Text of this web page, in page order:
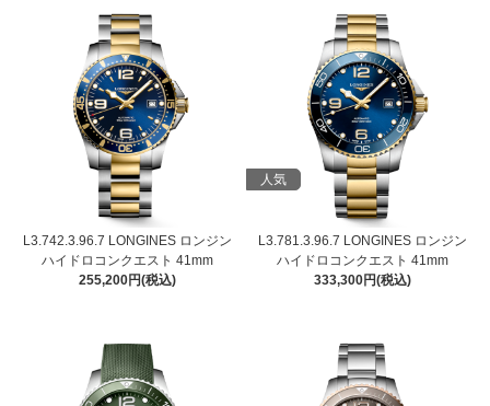
L3.742.3.96.7 LONGINES ロンジン
ハイドロコンクエスト 41mm
255,200円(税込)
人気
L3.781.3.96.7 LONGINES ロンジン
ハイドロコンクエスト 41mm
333,300円(税込)